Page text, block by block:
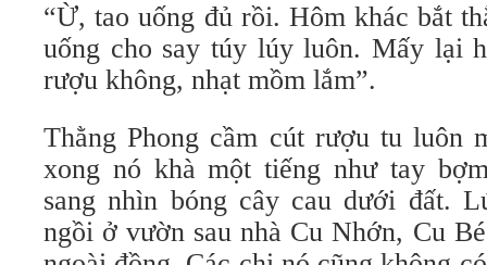
“Ừ, tao uống đủ rồi. Hôm khác bắt
uống cho say túy lúy luôn. Mấy lại
rượu không, nhạt mồm lắm”.
Thằng Phong cầm cút rượu tu luôn
xong nó khà một tiếng như tay
sang nhìn bóng cây cau dưới đất.
ngồi ở vườn sau nhà Cu Nhớn, Cu